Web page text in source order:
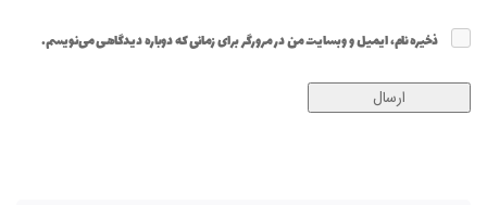
ذخیره نام، ایمیل و وبسایت من در مرورگر برای زمانی که دوباره دیدگاهی می‌نویسم.